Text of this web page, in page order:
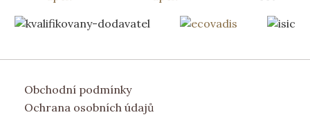
Obchodní podmínky
Ochrana osobních údajů